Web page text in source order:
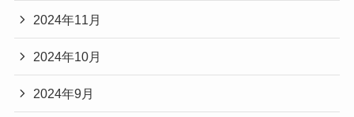
2024年11月
2024年10月
2024年9月